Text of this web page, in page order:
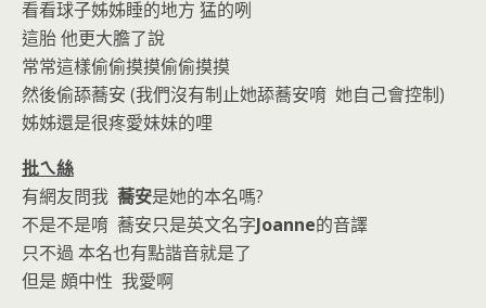
看看球子姊姊睡的地方 猛的咧
這胎 他更大膽了說
常常這樣偷偷摸摸偷偷摸摸
然後偷舔蕎安 (我們沒有制止她舔蕎安唷 她自己會控制)
姊姊還是很疼愛妹妹的哩
批ㄟ絲
有網友問我 蕎安是她的本名嗎?
不是不是唷 蕎安只是英文名字Joanne的音譯
只不過 本名也有點諧音就是了
但是 頗中性 我愛啊